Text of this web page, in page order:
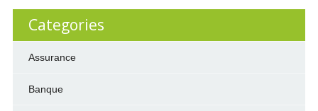
Categories
Assurance
Banque